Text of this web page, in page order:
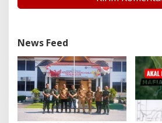
News Feed